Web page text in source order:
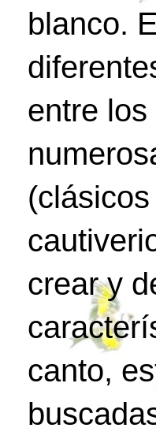
blanco.
entre
crear y
canto,